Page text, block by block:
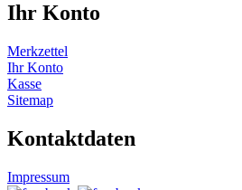
Ihr Konto
Merkzettel
Ihr Konto
Kasse
Sitemap
Kontaktdaten
Impressum